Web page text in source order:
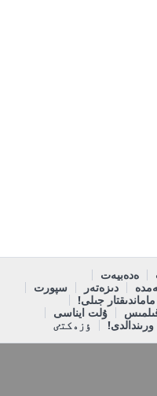
ەدەبيەت
دىزەتەر
سپورت
جىلى!
ۇلت ايناسى
ورىندالدى! ٶزەكتٸ